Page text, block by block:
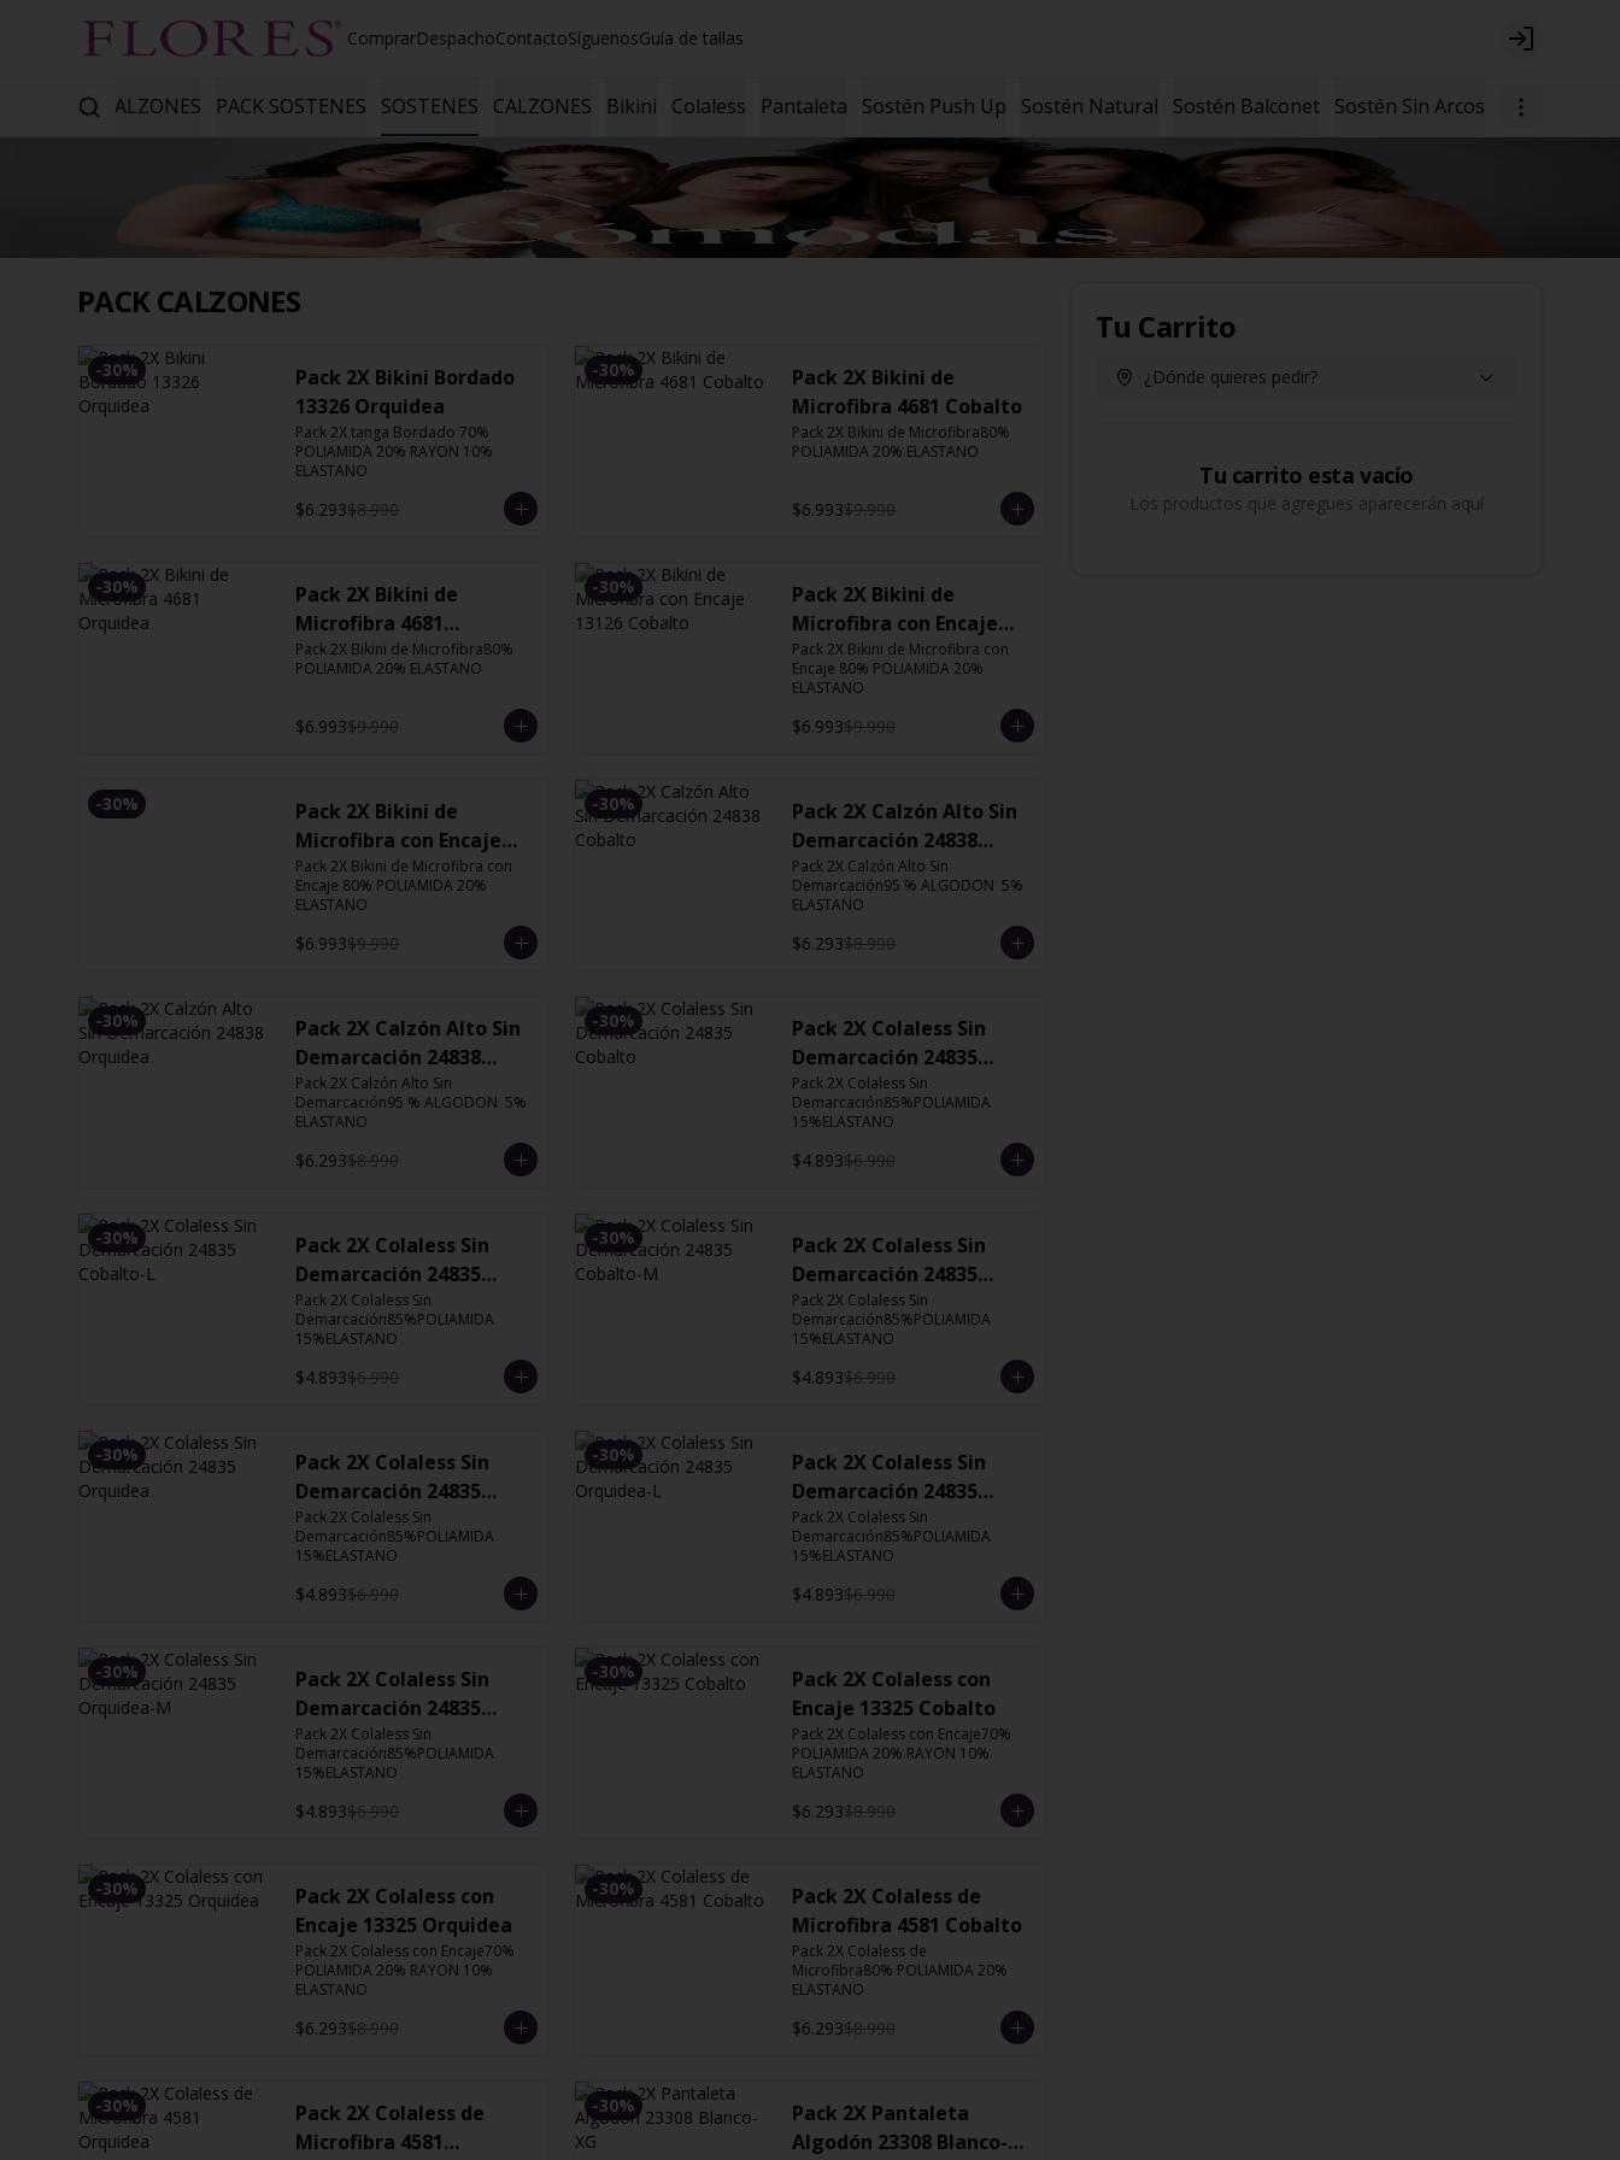
ComprarDespachoContactoSíguenosGuía de tallas Login
PACK CALZONES PACK SOSTENES SOSTENES CALZONES Bikini Colaless Pantaleta Sostén Push Up Sostén Natural Sostén Balconet Sostén Sin Arcos
PACK CALZONES
-30%
Pack 2X Bikini Bordado
13326 Orquidea
Pack 2X tanga Bordado 70%
POLIAMIDA 20% RAYON 10%
ELASTANO
$6.293$8.990
-30%
Pack 2X Bikini de
Microfibra 4681 Cobalto
Pack 2X Bikini de Microfibra80%
POLIAMIDA 20% ELASTANO
$6.993$9.990
-30%
Pack 2X Bikini de
Microfibra 4681
Orquidea
Pack 2X Bikini de Microfibra80%
POLIAMIDA 20% ELASTANO
$6.993$9.990
-30%
Pack 2X Bikini de
Microfibra con Encaje
13126 Cobalto
Pack 2X Bikini de Microfibra con
Encaje 80% POLIAMIDA 20%
ELASTANO
$6.993$9.990
-30%
Pack 2X Bikini de
Microfibra con Encaje
13126 Orquidea
Pack 2X Bikini de Microfibra con
Encaje 80% POLIAMIDA 20%
ELASTANO
$6.993$9.990
-30%
Pack 2X Calzón Alto Sin
Demarcación 24838
Cobalto
Pack 2X Calzón Alto Sin
Demarcación95 % ALGODON  5%
ELASTANO
$6.293$8.990
-30%
Pack 2X Calzón Alto Sin
Demarcación 24838
Orquidea
Pack 2X Calzón Alto Sin
Demarcación95 % ALGODON  5%
ELASTANO
$6.293$8.990
-30%
Pack 2X Colaless Sin
Demarcación 24835
Cobalto
Pack 2X Colaless Sin
Demarcación85%POLIAMIDA
15%ELASTANO
$4.893$6.990
-30%
Pack 2X Colaless Sin
Demarcación 24835
Cobalto-L
Pack 2X Colaless Sin
Demarcación85%POLIAMIDA
15%ELASTANO
$4.893$6.990
-30%
Pack 2X Colaless Sin
Demarcación 24835
Cobalto-M
Pack 2X Colaless Sin
Demarcación85%POLIAMIDA
15%ELASTANO
$4.893$6.990
-30%
Pack 2X Colaless Sin
Demarcación 24835
Orquidea
Pack 2X Colaless Sin
Demarcación85%POLIAMIDA
15%ELASTANO
$4.893$6.990
-30%
Pack 2X Colaless Sin
Demarcación 24835
Orquidea-L
Pack 2X Colaless Sin
Demarcación85%POLIAMIDA
15%ELASTANO
$4.893$6.990
-30%
Pack 2X Colaless Sin
Demarcación 24835
Orquidea-M
Pack 2X Colaless Sin
Demarcación85%POLIAMIDA
15%ELASTANO
$4.893$6.990
-30%
Pack 2X Colaless con
Encaje 13325 Cobalto
Pack 2X Colaless con Encaje70%
POLIAMIDA 20% RAYON 10%
ELASTANO
$6.293$8.990
-30%
Pack 2X Colaless con
Encaje 13325 Orquidea
Pack 2X Colaless con Encaje70%
POLIAMIDA 20% RAYON 10%
ELASTANO
$6.293$8.990
-30%
Pack 2X Colaless de
Microfibra 4581 Cobalto
Pack 2X Colaless de
Microfibra80% POLIAMIDA 20%
ELASTANO
$6.293$8.990
-30%
Pack 2X Colaless de
Microfibra 4581
-30%
Pack 2X Pantaleta
Algodón 23308 Blanco-
Tu Carrito
¿Dónde quieres pedir?
Tu carrito esta vacío
Los productos que agregues aparecerán aquí